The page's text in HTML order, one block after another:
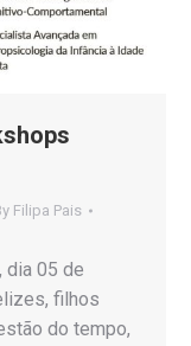
Filipa Pais
dia 05 de
filhos
do tempo,